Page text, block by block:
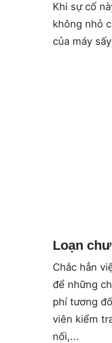
Khi sự cố
không nhỏ
của máy
Loạn
Chắc hẳn
để những
phí tương
viên kiểm
nối,...